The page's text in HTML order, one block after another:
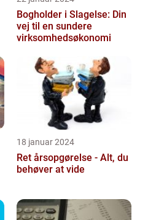
Bogholder i Slagelse: Din
vej til en sundere
virksomhedsøkonomi
18 januar 2024
Ret årsopgørelse - Alt, du
behøver at vide